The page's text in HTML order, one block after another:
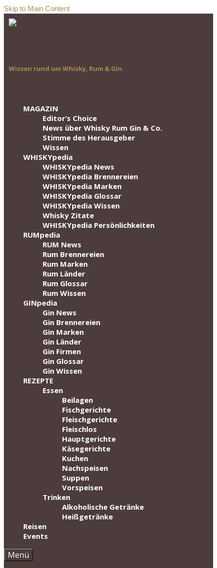
Skip to Main Content
Wissen rund um Whisky, Rum & Gin
MAGAZIN
Editor‘s Choice
News über Whisky Rum Gin & Co.
Stimme des Herausgeber
Wissen
WHISKYpedia
WHISKYpedia News
WHISKYpedia Brennereien
WHISKYpedia Marken
WHISKYpedia Glossar
WHISKYpedia Wissen
Whisky Zitate
WHISKYpedia Persönlichkeiten
RUMpedia
RUM News
Rum Brennereien
Rum Marken
Rum Länder
Rum Glossar
Rum Wissen
GINpedia
Gin News
Gin Brennereien
Gin Marken
Gin Länder
Gin Firmen
Gin Glossar
Gin Wissen
REZEPTE
Essen
Beilagen
Fischgerichte
Fleischgerichte
Fleischlos
Hauptgerichte
Käsegerichte
Kuchen
Nachspeisen
Suppen
Vorspeisen
Trinken
Alkoholische Getränke
Heißgetränke
Reisen
Events
Menü